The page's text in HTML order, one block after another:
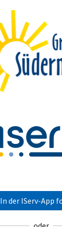
In der IServ-App